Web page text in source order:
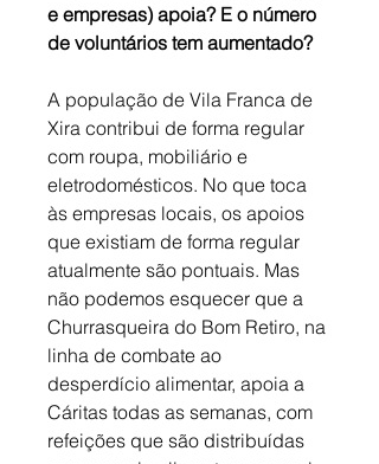
e empresas) apoia? E o número
de voluntários tem aumentado?
A população de Vila Franca de
Xira contribui de forma regular
com roupa, mobiliário e
eletrodomésticos. No que toca
às empresas locais, os apoios
que existiam de forma regular
atualmente são pontuais. Mas
não podemos esquecer que a
Churrasqueira do Bom Retiro, na
linha de combate ao
desperdício alimentar, apoia a
Cáritas todas as semanas, com
refeições que são distribuídas